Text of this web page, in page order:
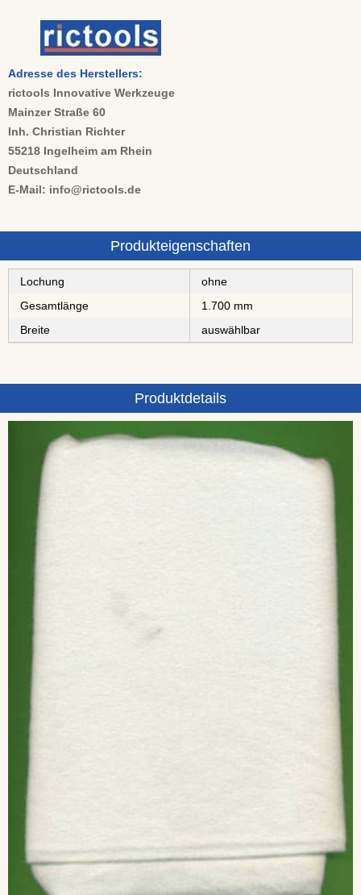
Adresse des Herstellers:
rictools Innovative Werkzeuge
Mainzer Straße 60
Inh. Christian Richter
55218 Ingelheim am Rhein
Deutschland
E-Mail: info@rictools.de
Produkteigenschaften
Lochung
ohne
Gesamtlänge
1.700 mm
Breite
auswählbar
Produktdetails